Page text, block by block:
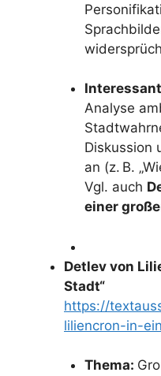
Analyse
Diskussion
an (z. B.
Vgl. auch
einer
Detlev von
Stadt“
https://
liliencron-in-
Thema: